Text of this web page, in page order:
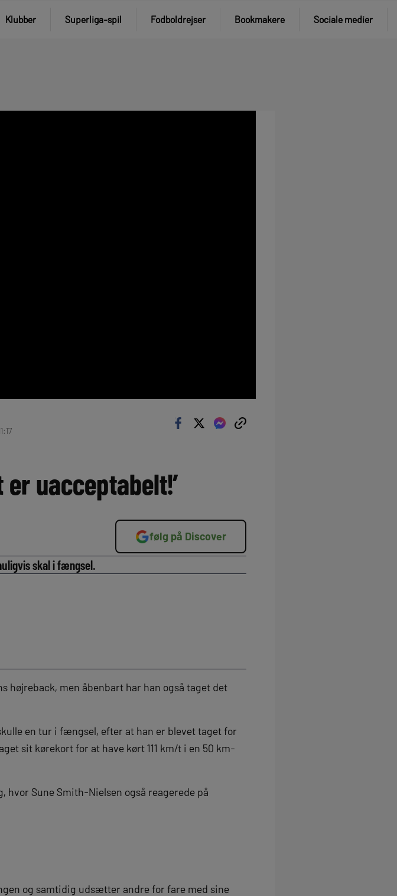
Klubber Superliga-spil Fodboldrejser Bookmakere Sociale medier
er uacceptabelt!’
følg på Discover
skal i fængsel.
højreback, men åbenbart har han også taget det
en tur i fængsel, efter at han er blevet taget for
sit kørekort for at have kørt 111 km/t i en 50 km-
hvor Sune Smith-Nielsen også reagerede på
og samtidig udsætter andre for fare med sine